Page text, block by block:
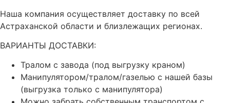
Наша компания осуществляет доставку по всей
Астраханской области и близлежащих регионах.
ВАРИАНТЫ ДОСТАВКИ:
Тралом с завода (под выгрузку краном)
Манипулятором/тралом/газелью с нашей базы
(выгрузка только с манипулятора)